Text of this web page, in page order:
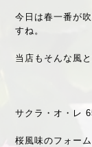
今日は春一番が
すね。
当店もそんな風
サクラ・オ・レ
桜風味のフォー